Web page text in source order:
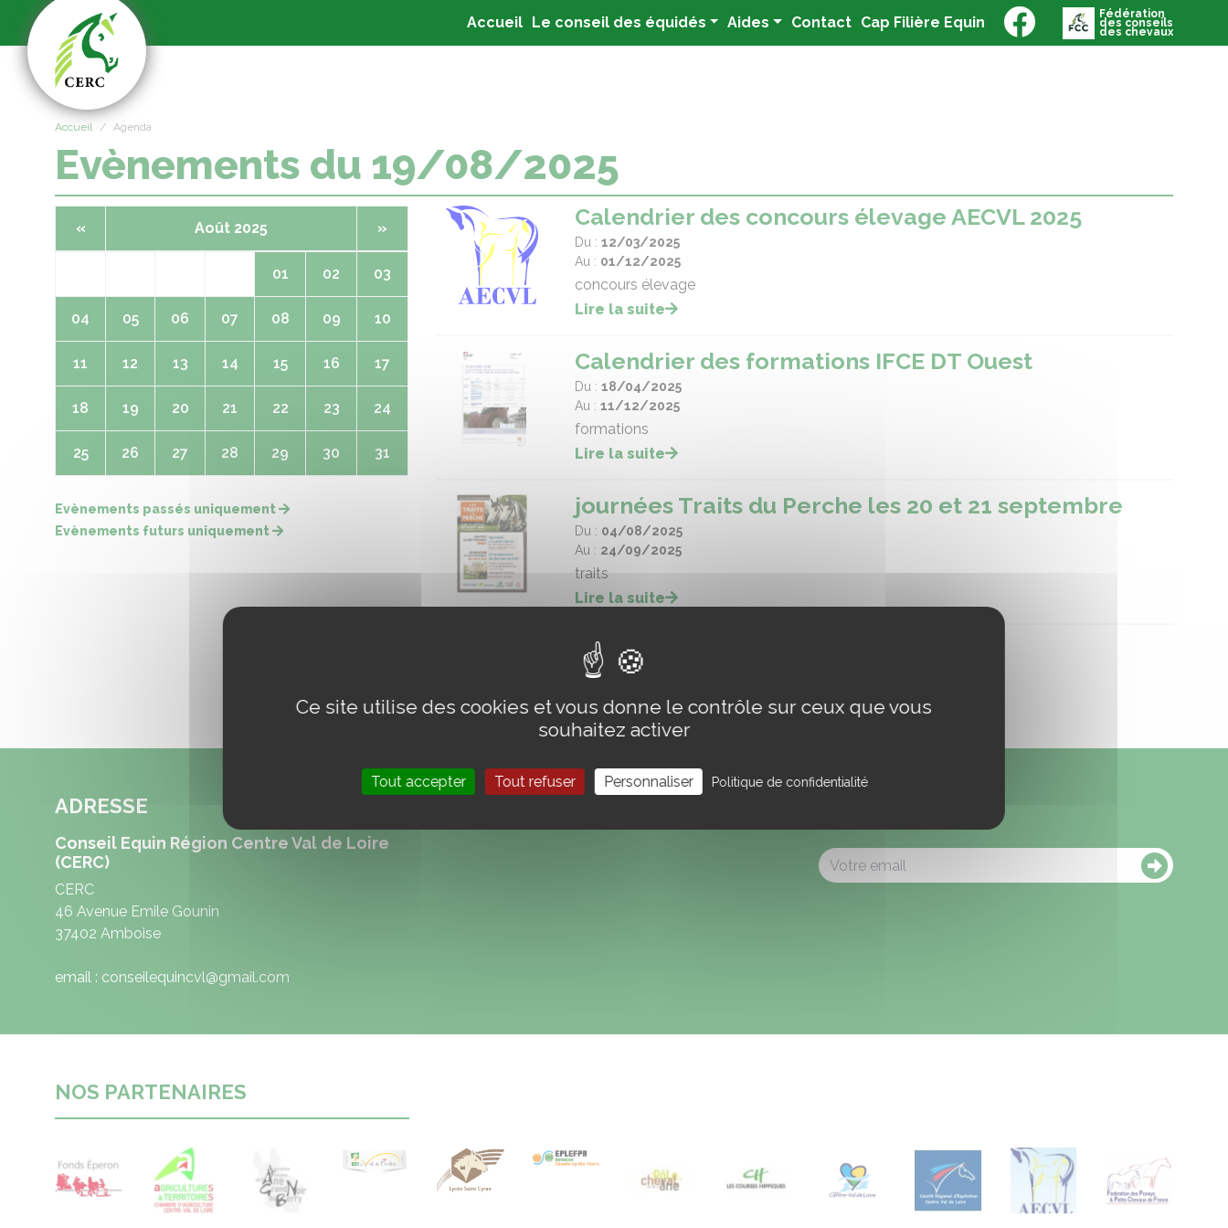
Accueil(current)
Le conseil des équidés Aides Contact(current)
Cap Filière Equin (current) Fédération
des conseils
des chevaux
Accueil Agenda
Evènements du 19/08/2025
« Août 2025 »
01 02 03
04 05 06 07 08 09 10
11 12 13 14 15 16 17
18 19 20 21 22 23 24
25 26 27 28 29 30 31
Evènements passés uniquement
Evènements futurs uniquement
Calendrier des concours élevage AECVL 2025
Du : 12/03/2025
Au : 01/12/2025
concours élevage
Lire la suite
Calendrier des formations IFCE DT Ouest
Du : 18/04/2025
Au : 11/12/2025
formations
Lire la suite
journées Traits du Perche les 20 et 21 septembre
Du : 04/08/2025
Au : 24/09/2025
traits
Lire la suite
ADRESSE
Conseil Equin Région Centre Val de Loire
(CERC)
CERC
46 Avenue Emile Gounin
37402 Amboise
email : conseilequincvl@gmail.com
NOS PARTENAIRES
Panneau de gestion des cookies
Ce site utilise des cookies et vous donne le contrôle sur ceux que vous
souhaitez activer
Tout accepter Tout refuser Personnaliser Politique de confidentialité